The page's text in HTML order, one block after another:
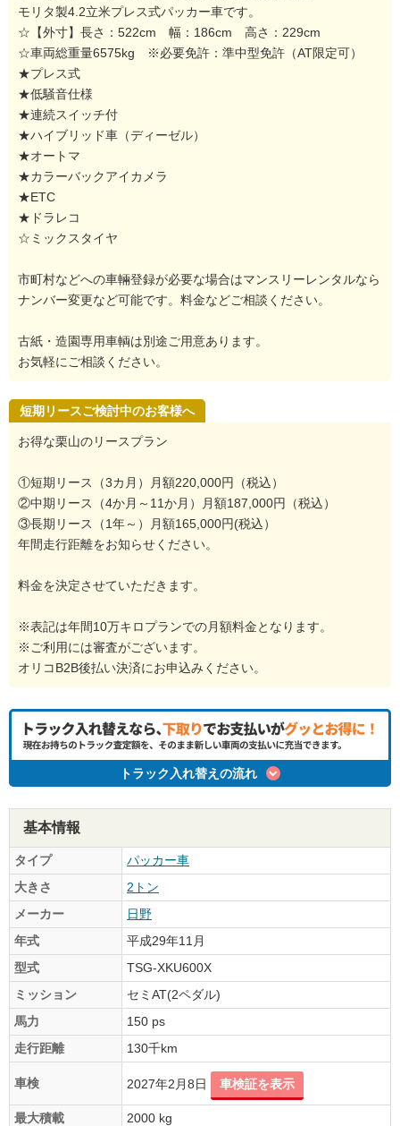
モリタ製4.2立米プレス式パッカー車です。
☆【外寸】長さ：522cm 幅：186cm 高さ：229cm
☆車両総重量6575kg ※必要免許：準中型免許（AT限定可）
★プレス式
★低騒音仕様
★連続スイッチ付
★ハイブリッド車（ディーゼル）
★オートマ
★カラーバックアイカメラ
★ETC
★ドラレコ
☆ミックスタイヤ
市町村などへの車輛登録が必要な場合はマンスリーレンタルなら
ナンバー変更など可能です。料金などご相談ください。
古紙・造園専用車輌は別途ご用意あります。
お気軽にご相談ください。
短期リースご検討中のお客様へ
お得な栗山のリースプラン
①短期リース（3カ月）月額220,000円（税込）
②中期リース（4か月～11か月）月額187,000円（税込）
③長期リース（1年～）月額165,000円(税込）
年間走行距離をお知らせください。
料金を決定させていただきます。
※表記は年間10万キロプランでの月額料金となります。
※ご利用には審査がございます。
オリコB2B後払い決済にお申込みください。
トラック入れ替えの流れ
基本情報
タイプ
パッカー車
大きさ
2トン
メーカー
日野
年式
平成29年11月
型式
TSG-XKU600X
ミッション
セミAT(2ペダル)
馬力
150 ps
走行距離
130千km
車検 2027年2月8日 車検証を表示
最大積載 2000 kg